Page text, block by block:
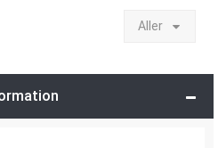
Aller